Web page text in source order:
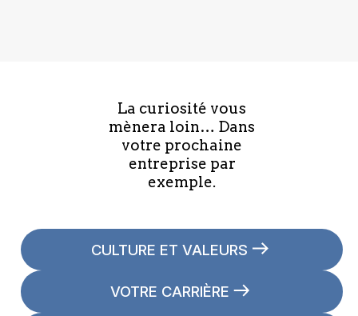
La curiosité vous
mènera loin… Dans
votre prochaine
entreprise par
exemple.
CULTURE ET VALEURS
VOTRE CARRIÈRE